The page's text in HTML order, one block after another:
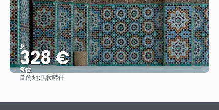
从
328 €
每位
目的地:馬拉喀什